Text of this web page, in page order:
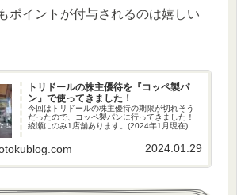
ポイントが付与されるのは嬉しい
トリドールの株主優待を『コッペ製パ
ン』で使ってきました！
今回はトリドールの株主優待の期限が切れそう
だったので、コッペ製パンに行ってきました！
綾瀬にのみ1店舗あります。(2024年1月現在)な
主優待の内容軽くトリドールの株主優待を振り
返りたいと思います。1...
2024.01.29